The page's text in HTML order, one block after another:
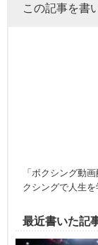
この記事を書
「ボクシング動
クシングで人生を
最近書いた記